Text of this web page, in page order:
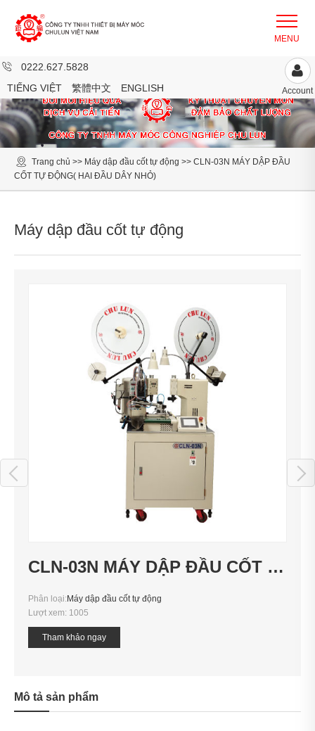
0222.627.5828
TIẾNG VIỆT
繁體中文 ENGLISH Account
Trang chủ >> Máy dập đầu cốt tự động >> CLN-03N MÁY DẬP ĐẦU
CỐT TỰ ĐỘNG( HAI ĐẦU DÂY NHỎ)
Máy dập đầu cốt tự động
CLN-03N MÁY DẬP ĐẦU CỐT TỰ ĐỘNG( HAI ĐẦU DÂY NHỎ)
Phân loại: Máy dập đầu cốt tự động
Lượt xem: 1005
Tham khảo ngay
Mô tả sản phẩm